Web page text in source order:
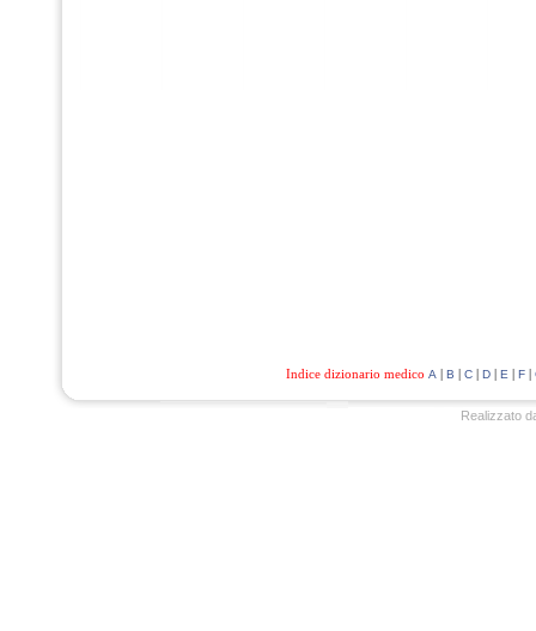
Indice dizionario medico A | B | C| D| E | F|
Realizzato